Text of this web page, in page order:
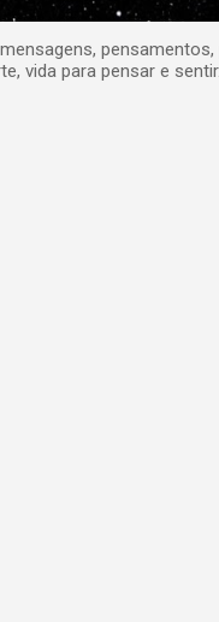
vida para pensar e sentir.